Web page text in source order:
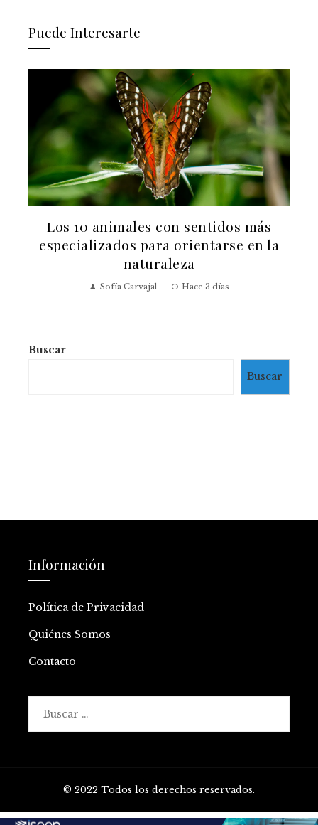
Puede Interesarte
Los 10 animales con sentidos más
especializados para orientarse en la
naturaleza
Sofía Carvajal Hace 3 días
Buscar
Buscar
Información
Política de Privacidad
Quiénes Somos
Contacto
© 2022 Todos los derechos reservados.